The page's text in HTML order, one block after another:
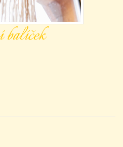
balíček